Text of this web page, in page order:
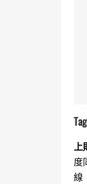
上
度
線